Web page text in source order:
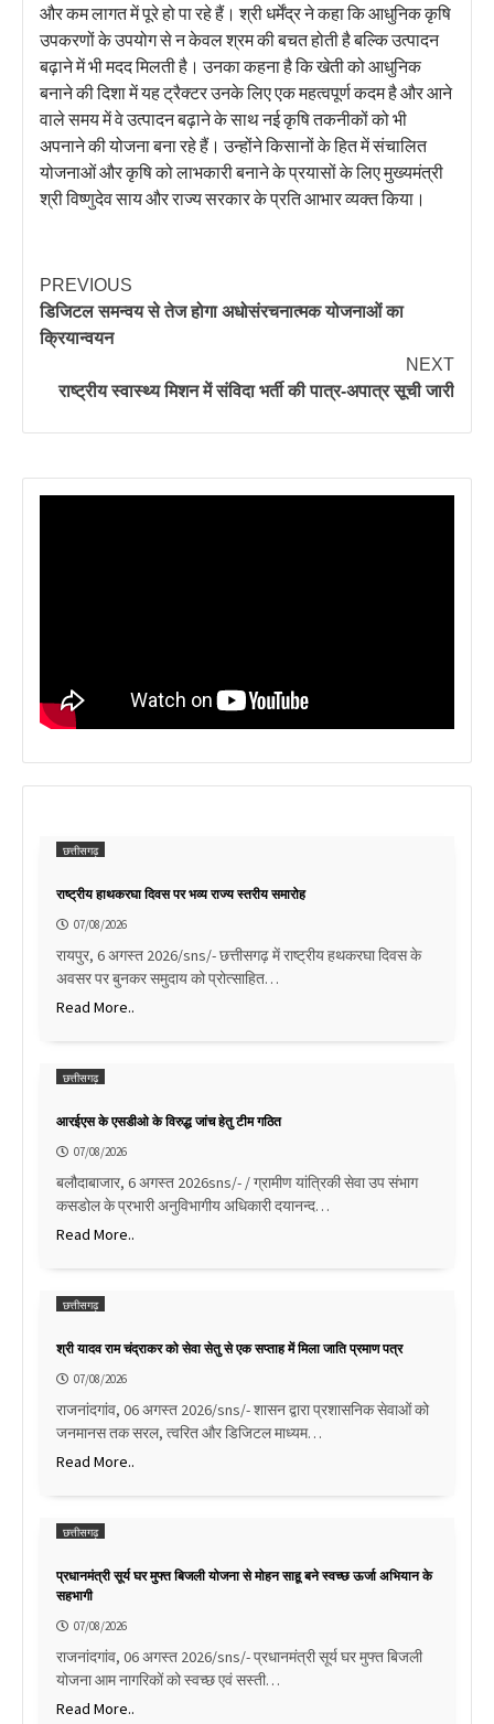
और कम लागत में पूरे हो पा रहे हैं। श्री धर्मेंद्र ने कहा कि आधुनिक कृषि
उपकरणों के उपयोग से न केवल श्रम की बचत होती है बल्कि उत्पादन
बढ़ाने में भी मदद मिलती है। उनका कहना है कि खेती को आधुनिक
बनाने की दिशा में यह ट्रैक्टर उनके लिए एक महत्वपूर्ण कदम है और आने
वाले समय में वे उत्पादन बढ़ाने के साथ नई कृषि तकनीकों को भी
अपनाने की योजना बना रहे हैं। उन्होंने किसानों के हित में संचालित
योजनाओं और कृषि को लाभकारी बनाने के प्रयासों के लिए मुख्यमंत्री
श्री विष्णुदेव साय और राज्य सरकार के प्रति आभार व्यक्त किया।
PREVIOUS
डिजिटल समन्वय से तेज होगा अधोसंरचनात्मक योजनाओं का
क्रियान्वयन
NEXT
राष्ट्रीय स्वास्थ्य मिशन में संविदा भर्ती की पात्र-अपात्र सूची जारी
छत्तीसगढ़
राष्ट्रीय हाथकरघा दिवस पर भव्य राज्य स्तरीय समारोह
07/08/2026
रायपुर, 6 अगस्त 2026/sns/- छत्तीसगढ़ में राष्ट्रीय हथकरघा दिवस के
अवसर पर बुनकर समुदाय को प्रोत्साहित…
Read More..
छत्तीसगढ़
आरईएस के एसडीओ के विरुद्ध जांच हेतु टीम गठित
07/08/2026
बलौदाबाजार, 6 अगस्त 2026sns/- / ग्रामीण यांत्रिकी सेवा उप संभाग
कसडोल के प्रभारी अनुविभागीय अधिकारी दयानन्द…
Read More..
छत्तीसगढ़
श्री यादव राम चंद्राकर को सेवा सेतु से एक सप्ताह में मिला जाति प्रमाण पत्र
07/08/2026
राजनांदगांव, 06 अगस्त 2026/sns/- शासन द्वारा प्रशासनिक सेवाओं को
जनमानस तक सरल, त्वरित और डिजिटल माध्यम…
Read More..
छत्तीसगढ़
प्रधानमंत्री सूर्य घर मुफ्त बिजली योजना से मोहन साहू बने स्वच्छ ऊर्जा अभियान के
सहभागी
07/08/2026
राजनांदगांव, 06 अगस्त 2026/sns/- प्रधानमंत्री सूर्य घर मुफ्त बिजली
योजना आम नागरिकों को स्वच्छ एवं सस्ती…
Read More..